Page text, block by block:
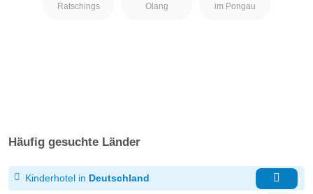
Ratschings Olang
im Pongau
Häufig gesuchte Länder
Kinderhotel in Deutschland